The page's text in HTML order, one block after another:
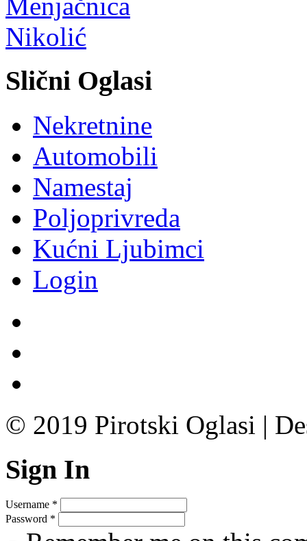
Slični Oglasi
Nekretnine
Automobili
Namestaj
Poljoprivreda
Kućni Ljubimci
Login
© 2019 Pirotski Oglasi |
Sign In
Username *
Password *